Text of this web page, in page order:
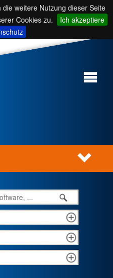
weitere Nutzung dieser Seite
Cookies zu.
Ich akzeptiere